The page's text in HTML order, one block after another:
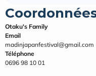
Otaku's Family
Email
madinjapanfestival@gmail.com
Téléphone
0696 98 10 01